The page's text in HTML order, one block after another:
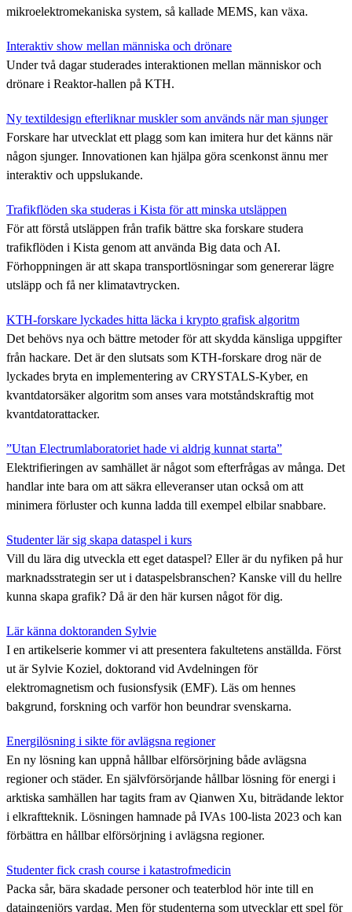
mikroelektromekaniska system, så kallade MEMS, kan växa.
Interaktiv show mellan människa och drönare
Under två dagar studerades interaktionen mellan människor och
drönare i Reaktor-hallen på KTH.
Ny textildesign efterliknar muskler som används när man sjunger
Forskare har utvecklat ett plagg som kan imitera hur det känns när
någon sjunger. Innovationen kan hjälpa göra scenkonst ännu mer
interaktiv och uppslukande.
Trafikflöden ska studeras i Kista för att minska utsläppen
För att förstå utsläppen från trafik bättre ska forskare studera
trafikflöden i Kista genom att använda Big data och AI.
Förhoppningen är att skapa transportlösningar som genererar lägre
utsläpp och få ner klimatavtrycken.
KTH-forskare lyckades hitta läcka i krypto grafisk algoritm
Det behövs nya och bättre metoder för att skydda känsliga uppgifter
från hackare. Det är den slutsats som KTH-forskare drog när de
lyckades bryta en implementering av CRYSTALS-Kyber, en
kvantdatorsäker algoritm som anses vara motståndskraftig mot
kvantdatorattacker.
”Utan Electrumlaboratoriet hade vi aldrig kunnat starta”
Elektrifieringen av samhället är något som efterfrågas av många. Det
handlar inte bara om att säkra elleveranser utan också om att
minimera förluster och kunna ladda till exempel elbilar snabbare.
Studenter lär sig skapa dataspel i kurs
Vill du lära dig utveckla ett eget dataspel? Eller är du nyfiken på hur
marknadsstrategin ser ut i dataspelsbranschen? Kanske vill du hellre
kunna skapa grafik? Då är den här kursen något för dig.
Lär känna doktoranden Sylvie
I en artikelserie kommer vi att presentera fakultetens anställda. Först
ut är Sylvie Koziel, doktorand vid Avdelningen för
elektromagnetism och fusionsfysik (EMF). Läs om hennes
bakgrund, forskning och varför hon beundrar svenskarna.
Energilösning i sikte för avlägsna regioner
En ny lösning kan uppnå hållbar elförsörjning både avlägsna
regioner och städer. En självförsörjande hållbar lösning för energi i
arktiska samhällen har tagits fram av Qianwen Xu, biträdande lektor
i elkraftteknik. Lösningen hamnade på IVAs 100-lista 2023 och kan
förbättra en hållbar elförsörjning i avlägsna regioner.
Studenter fick crash course i katastrofmedicin
Packa sår, bära skadade personer och teaterblod hör inte till en
dataingenjörs vardag. Men för studenterna som utvecklar ett spel för